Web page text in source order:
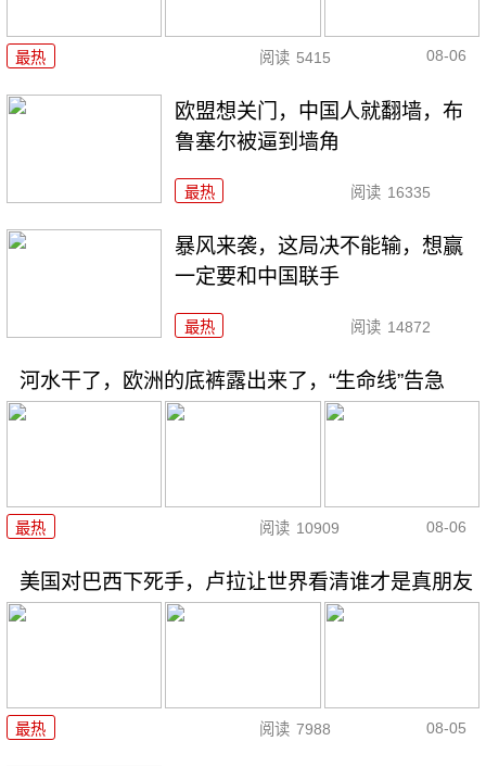
最热 阅读 5415 08-06
欧盟想关门，中国人就翻墙，布
鲁塞尔被逼到墙角
最热 阅读 16335
暴风来袭，这局决不能输，想赢
一定要和中国联手
最热 阅读 14872
河水干了，欧洲的底裤露出来了，“生命线”告急
最热 阅读 10909 08-06
美国对巴西下死手，卢拉让世界看清谁才是真朋友
最热 阅读 7988 08-05